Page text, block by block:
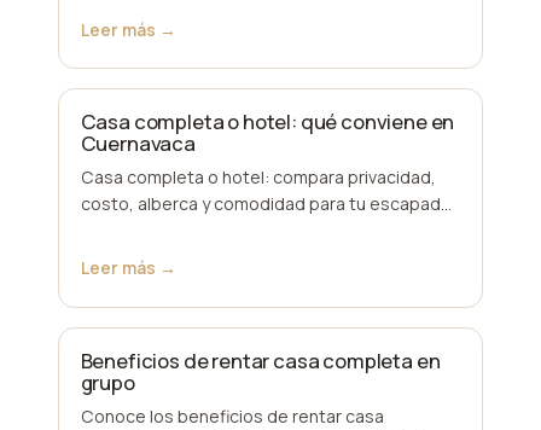
lleguen t…
Leer más →
Casa completa o hotel: qué conviene en
Cuernavaca
Casa completa o hotel: compara privacidad,
costo, alberca y comodidad para tu escapada
sin inte…
Leer más →
Beneficios de rentar casa completa en
grupo
Conoce los beneficios de rentar casa